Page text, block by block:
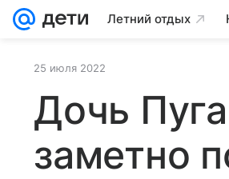
Летний отдых
25 июля 2022
Дочь
заметно